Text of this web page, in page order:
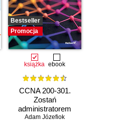
Bestseller
Promocja
książka ebook
CCNA 200-301.
Zostań
administratorem
sieci
Adam Józefiok